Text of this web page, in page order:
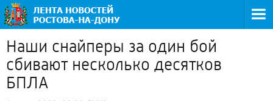
Наши снайперы за один бой
сбивают несколько десятков
БПЛА